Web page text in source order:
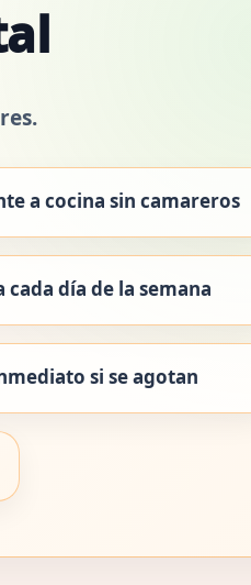
a cocina sin camareros
día de la semana
si se agotan